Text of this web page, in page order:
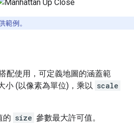
範例。
配使用，可定義地圖的涵蓋範
小 (以像素為單位)，乘以 scale
的 size 參數最大許可值。